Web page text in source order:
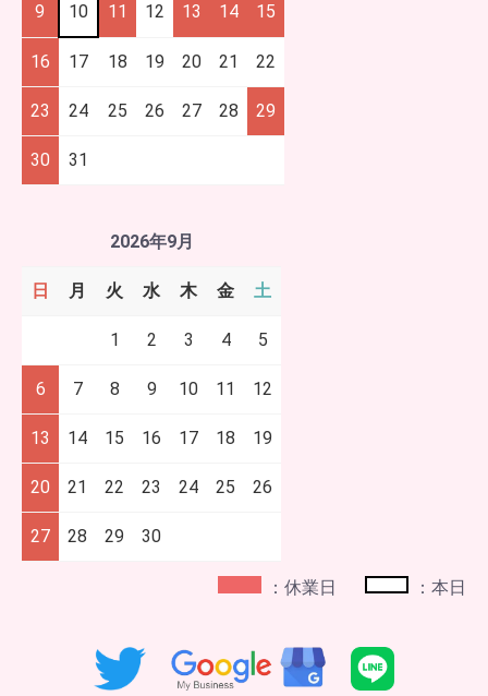
9 10 11 12 13 14 15
16 17 18 19 20 21 22
23 24 25 26 27 28 29
30 31
2026年9月
日 月 火 水 木 金 土
1 2 3 4 5
6 7 8 9 10 11 12
13 14 15 16 17 18 19
20 21 22 23 24 25 26
27 28 29 30
：休業日 ：本日